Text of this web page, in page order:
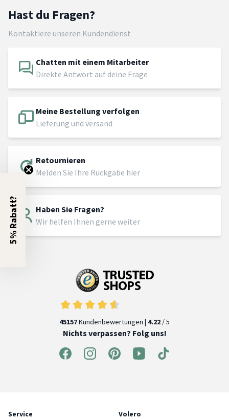
Hast du Fragen?
Kontaktiere unseren Kundendienst
Chatten mit einem Mitarbeiter
Direkte Antwort auf deine Frage
Meine Bestellung verfolgen
Lieferung und versand
Retournieren
Melden Sie Ihre Rückgabe hier
Haben Sie Fragen?
Wir helfen Ihnen gerne weiter
45157Kundenbewertungen | 4.22 / 5
Nichts verpassen? Folg uns!
Service Volero
5% Rabatt?